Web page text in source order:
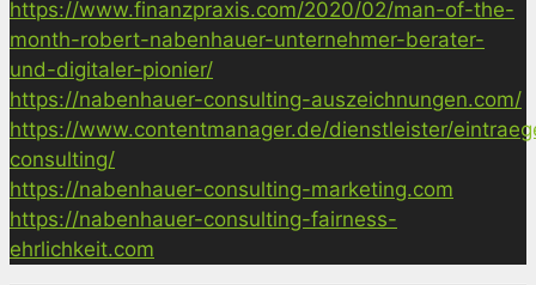
https://www.finanzpraxis.com/2020/02/man-of-the-
month-robert-nabenhauer-unternehmer-berater-
und-digitaler-pionier/
https://nabenhauer-consulting-auszeichnungen.com/
https://www.contentmanager.de/dienstleister/
consulting/
https://nabenhauer-consulting-marketing.com
https://nabenhauer-consulting-fairness-
ehrlichkeit.com